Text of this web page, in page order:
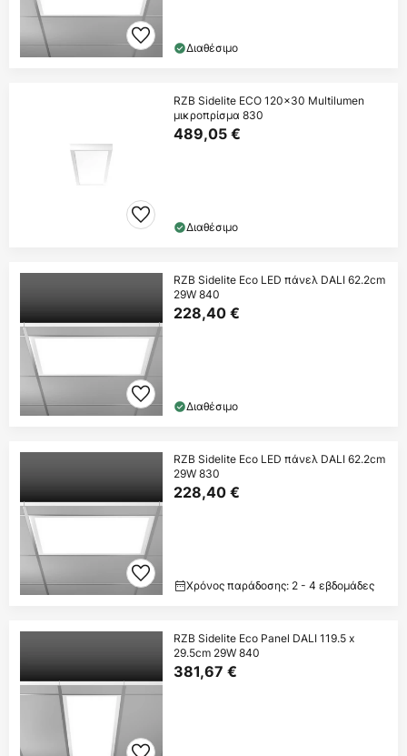
Διαθέσιμο
RZB Sidelite ECO 120x30 Multilumen
μικροπρίσμα 830
489,05 €
Διαθέσιμο
RZB Sidelite Eco LED πάνελ DALI 62.2cm
29W 840
228,40 €
Διαθέσιμο
RZB Sidelite Eco LED πάνελ DALI 62.2cm
29W 830
228,40 €
Χρόνος παράδοσης: 2 - 4 εβδομάδες
RZB Sidelite Eco Panel DALI 119.5 x
29.5cm 29W 840
381,67 €